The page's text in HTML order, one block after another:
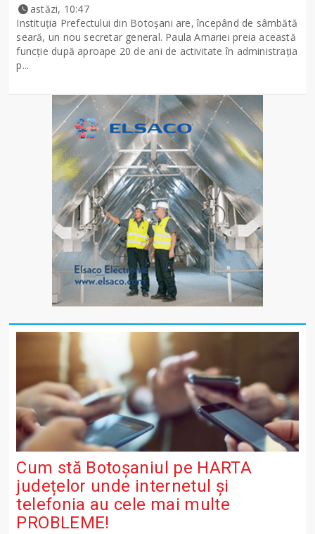
astăzi, 10:47
Instituția Prefectului din Botoșani are, începând de sâmbătă
seară, un nou secretar general. Paula Amariei preia această
funcție după aproape 20 de ani de activitate în administrația
p...
Cum stă Botoșaniul pe HARTA
județelor unde internetul și
telefonia au cele mai multe
PROBLEME!